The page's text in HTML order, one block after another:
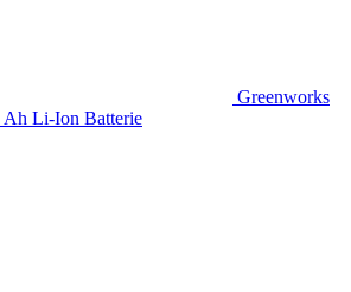
Greenworks
Li-Ion Batterie